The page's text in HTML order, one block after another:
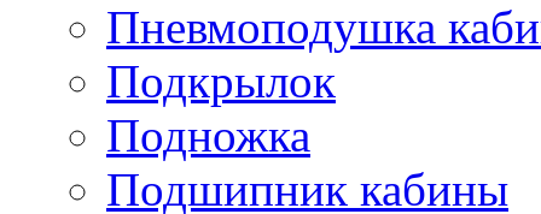
Пневмоподушка
Подкрылок
Подножка
Подшипник кабины